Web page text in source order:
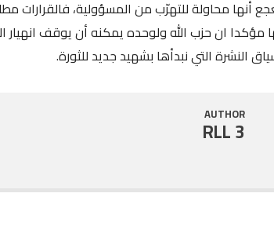
أنها محاولة للتهرّب من المسؤولية، فالقرارات
ان حزب الله ولوحده يمكنه أن يوقف انهيار
النشرة التي نبدأها بشهيد جديد للثورة.
AUTHOR
RLL 3